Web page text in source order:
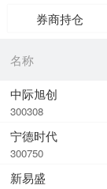
券商持仓
名称
中际旭创
300308
宁德时代
300750
新易盛